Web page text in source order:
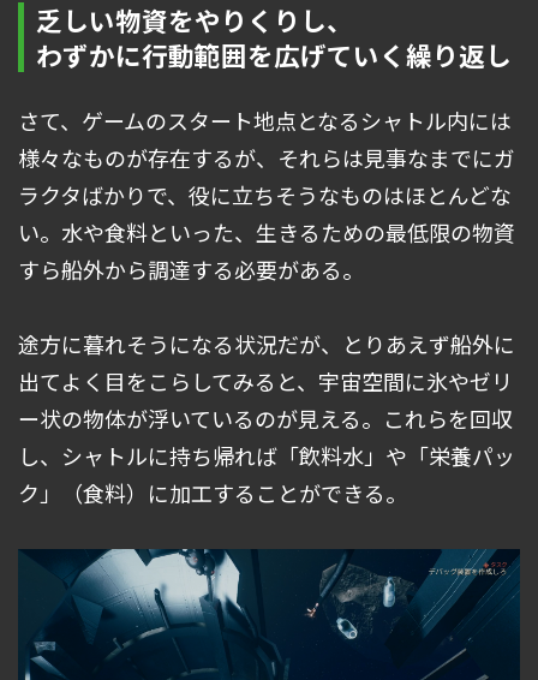
乏しい物資をやりくりし、
わずかに行動範囲を広げていく繰り返し
さて、ゲームのスタート地点となるシャトル内には
様々なものが存在するが、それらは見事なまでにガ
ラクタばかりで、役に立ちそうなものはほとんどな
い。水や食料といった、生きるための最低限の物資
すら船外から調達する必要がある。
途方に暮れそうになる状況だが、とりあえず船外に
出てよく目をこらしてみると、宇宙空間に氷やゼリ
ー状の物体が浮いているのが見える。これらを回収
し、シャトルに持ち帰れば「飲料水」や「栄養パッ
ク」（食料）に加工することができる。